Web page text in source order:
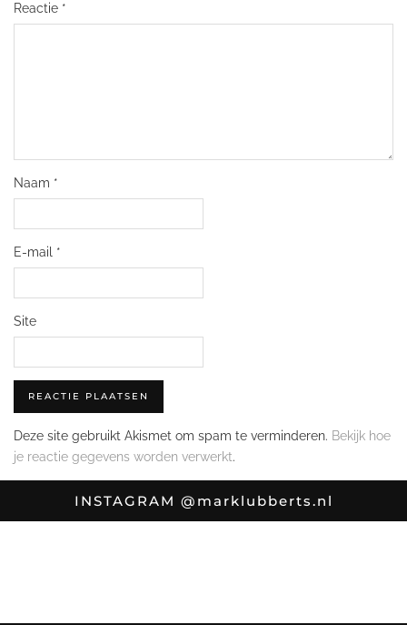
Reactie *
Naam *
E-mail *
Site
Deze site gebruikt Akismet om spam te verminderen. Bekijk hoe
je reactie gegevens worden verwerkt.
INSTAGRAM @marklubberts.nl